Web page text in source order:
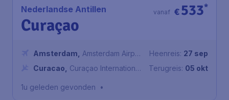
Nederlandse Antillen
Curaçao
€533*
vanaf
Amsterdam
Amsterdam Airport
Schiphol
Curacao
Curaçao International
Heenreis: 27 sep
Terugreis: 05 okt
1u geleden gevonden •